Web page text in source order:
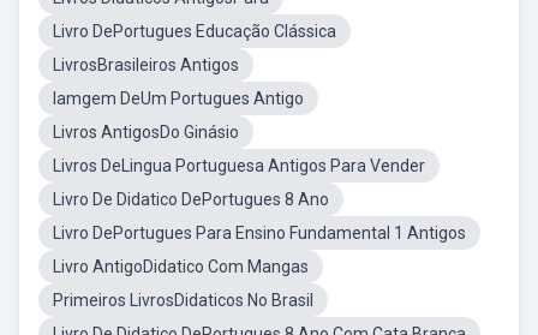
Livro DePortugues Educação Clássica
LivrosBrasileiros Antigos
Iamgem DeUm Portugues Antigo
Livros AntigosDo Ginásio
Livros DeLingua Portuguesa Antigos Para Vender
Livro De Didatico DePortugues 8 Ano
Livro DePortugues Para Ensino Fundamental 1 Antigos
Livro AntigoDidatico Com Mangas
Primeiros LivrosDidaticos No Brasil